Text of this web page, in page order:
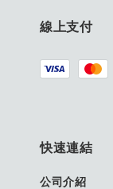
線上支付
快速連結
公司介紹